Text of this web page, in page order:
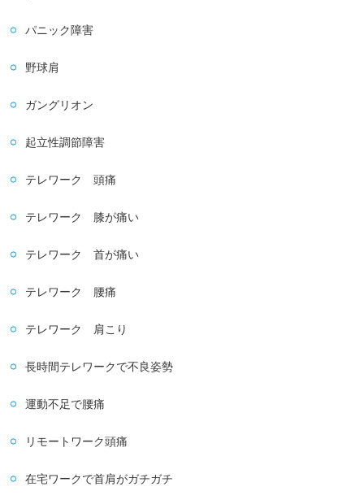
パニック障害
野球肩
ガングリオン
起立性調節障害
テレワーク 頭痛
テレワーク 膝が痛い
テレワーク 首が痛い
テレワーク 腰痛
テレワーク 肩こり
長時間テレワークで不良姿勢
運動不足で腰痛
リモートワーク頭痛
在宅ワークで首肩がガチガチ